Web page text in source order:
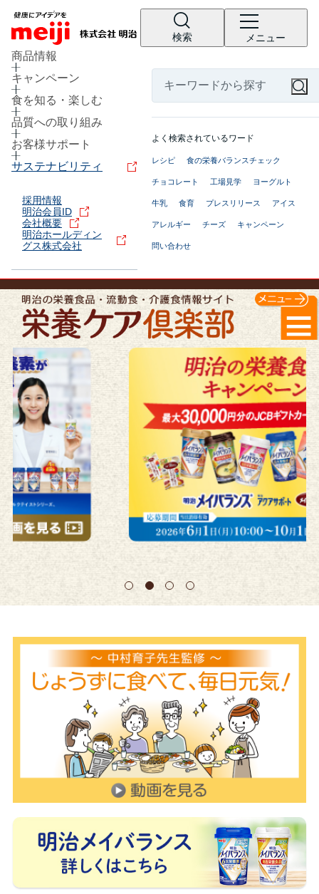
検索 メニュー
商品情報
キャンペーン
食を知る・楽しむ
品質への取り組み
お客様サポート
サステナビリティ
採用情報
明治会員ID
会社概要
明治ホールディン
グス株式会社
よく検索されているワード
レシピ 食の栄養バランスチェック
チョコレート 工場見学 ヨーグルト
牛乳 食育 プレスリリース アイス
アレルギー チーズ キャンペーン
問い合わせ